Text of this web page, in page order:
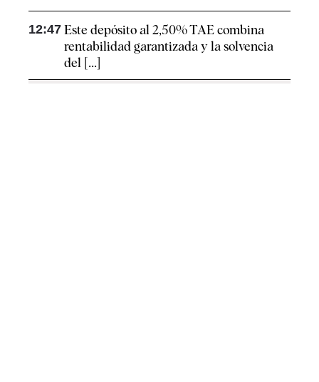
12:47 Este depósito al 2,50% TAE combina
rentabilidad garantizada y la solvencia
del [...]